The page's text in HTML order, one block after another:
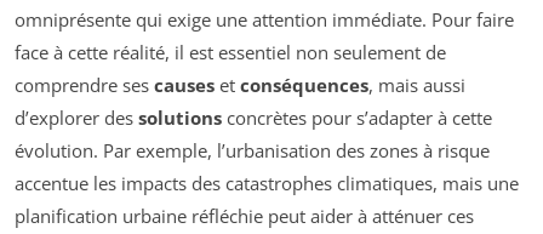
omniprésente qui exige une attention immédiate. Pour faire
face à cette réalité, il est essentiel non seulement de
comprendre ses causes et conséquences, mais aussi
d’explorer des solutions concrètes pour s’adapter à cette
évolution. Par exemple, l’urbanisation des zones à risque
accentue les impacts des catastrophes climatiques, mais une
planification urbaine réfléchie peut aider à atténuer ces